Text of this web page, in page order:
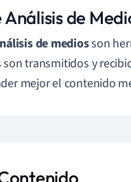
Análisis de
de mediosson
transmitidos y
mejor el contenido